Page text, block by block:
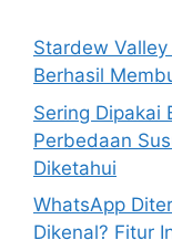
r
:
Stardew
Berhasil
Sering Dipakai
Perbedaan
Diketahui
WhatsApp
Dikenal? Fitur